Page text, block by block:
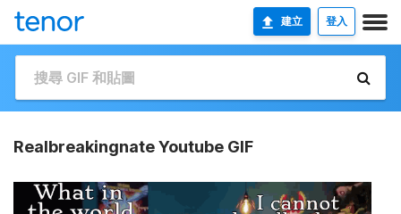
建立 登入
Realbreakingnate Youtube GIF